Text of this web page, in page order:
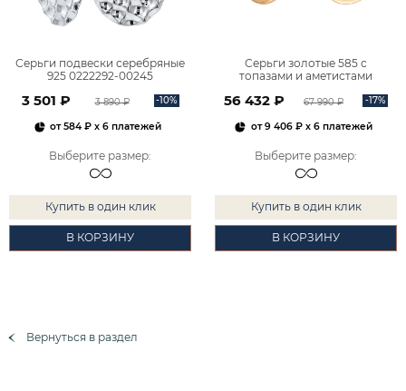
Серьги подвески серебряные
925 0222292-00245
3 501 ₽ 3 890 ₽ -10%
от584 ₽ x 6 платежей
Выберите размер:
Купить в один клик
В КОРЗИНУ
Серьги золотые 585 с
топазами и аметистами
56 432 ₽ 67 990 ₽ -17%
от9 406 ₽x 6 платежей
Выберите размер:
Купить в один клик
В КОРЗИНУ
Вернуться в раздел